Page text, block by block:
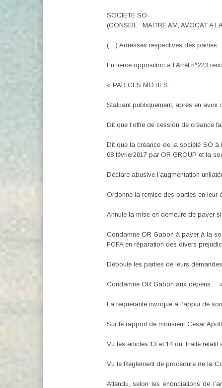
SOCIETE SO
(CONSEIL : MAITRE AM, AVOCAT A
(…) Adresses respectives des parties
En tierce opposition à l’Arrêt n°223
« PAR CES MOTIFS :
Statuant publiquement, après en avoir
Dit que l’offre de cession de créance
Dit que la créance de la société SO à
08 février2017 par OR GROUP et la
Déclare abusive l’augmentation
Ordonne la remise des parties en leur
Annule la mise en demeure de payer
Condamne OR Gabon à payer à la
FCFA en réparation des divers
Déboute les parties de leurs
Condamne OR Gabon aux dépens…
La requérante invoque à l’appui de
Sur le rapport de monsieur César
Vu les articles 13 et 14 du Traité relatif
Vu le Règlement de procédure de la
Attendu, selon les énonciations de